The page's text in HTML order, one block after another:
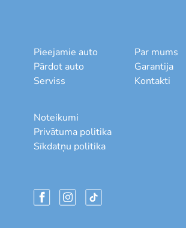
Pieejamie auto
Pārdot auto
Serviss
Par mums
Garantija
Kontakti
Noteikumi
Privātuma politika
Sīkdatņu politika